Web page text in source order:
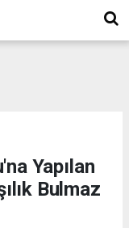
Yapılan
Bulmaz